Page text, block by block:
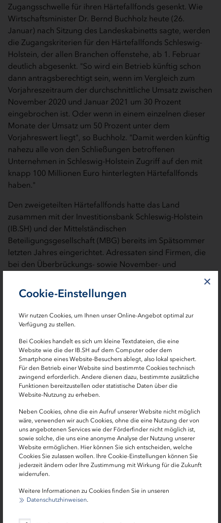
Cookie-Einstellungen
Wir nutzen Cookies, um Ihnen unser Online-Angebot optimal zur
Verfügung zu stellen.
Bei Cookies handelt es sich um kleine Textdateien, die eine
Website wie die der IB.SH auf dem Computer oder dem
Smartphone eines Website-Besuchers ablegt, also lokal speichert.
Für den Betrieb einer Website sind bestimmte Cookies technisch
zwingend erforderlich. Andere dienen dazu, bestimmte zusätzliche
Funktionen bereitzustellen oder statistische Daten über die
Website-Nutzung zu erheben.
Neben Cookies, ohne die ein Aufruf unserer Website nicht möglich
wäre, verwenden wir auch Cookies, ohne die eine Nutzung der von
uns angebotenen Services wie der Förderfinder nicht möglich ist,
sowie solche, die uns eine anonyme Analyse der Nutzung unserer
Website ermöglichen. Hier können Sie sich entscheiden, welche
Cookies Sie zulassen wollen. Ihre Cookie-Einstellungen können Sie
jederzeit ändern oder Ihre Zustimmung mit Wirkung für die Zukunft
widerrufen.
Weitere Informationen zu Cookies finden Sie in unseren
Datenschutzhinweisen.
×
Zugangsschwelle für ihren Härtefallfonds gesenkt. Wie
Wirtschaftsminister Dr. Bernd Buchholz heute (26.
Januar) nach Sitzung des Landeskabinetts sagte, werden
die Zugangskriterien für den Härtefallfonds Schleswig-
Holstein, der allen Branchen offenstehe, ab 1. Februar
deutlich abgesenkt. "So wird ein Betrieb künftig schon
dann antragsberechtigt sein, wenn im Vergleich zum
Vorjahreszeitraum der durchschnittliche Umsatz zwischen
November 2020 und Januar 2021 um 30 Prozent
eingebrochen ist. Oder wenn in einem einzelnen dieser
Monate der Umsatz um 50 Prozent unter dem
Vorjahreswert liegt", so Buchholz. "Damit werden künftig
nahezu alle von den Schließungen betroffenen
Unternehmen in Schleswig-Holstein Zugriff auf den mit
knapp 100 Millionen Euro hinterlegten Härtefallfonds
haben."
Den zweigeteilten Härtefallfonds hatte das Land
zusammen mit der Investitionsbank Schleswig-Holstein
(IB.SH) und der Mittelständischen
Beteiligungsgesellschaft (MBG) bereits im Spätsommer
letzten Jahres eingerichtet. Adressaten sind Firmen, die
bei den Überbrückungs- sowie November- und
Zuge kommen. In diesen Fällen können Betriebe über
den "IB.SH Härtefallfonds" Darlehen bis zu 750.000 Euro
zwei Jahre tilgungs- und für fünf Jahre zinsfrei erhalten.
Parallel dazu bietet der "MBG Härtefallfonds Mittelstand"
Beteiligungen zu günstigen Konditionen. Sämtliche
Anträge des IB.SH Härtefallfonds müssen weiterhin über
die Hausbanken der Firmen an die IB.SH gerichtet
werden. Über die Möglichkeiten des MBG Härtefallfonds
informiert die MBG direkt.
Bislang haben nach Auskunft der IB.SH 23 schleswig-
holsteinische Unternehmen mit einer Gesamt-
Darlehenssumme von knapp 5,2 Millionen Euro auf den
mit 80 Millionen Euro ausgestatteten IB.SH-Härtefallfonds
zugegriffen. Beim
MBG-Härtefallfonds, für den
insgesamt 20 Millionen Euro an Beteiligungskapital zur
Verfügung stehen, liegen bislang zwölf bewilligte
Anträge mit einem Volumen von rund drei Millionen Euro